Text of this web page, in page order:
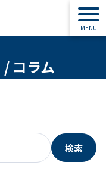
コラム
検索